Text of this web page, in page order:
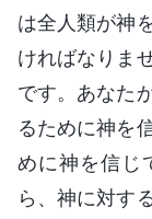
は全人類が神
ければなりま
です。あなた
るために神を
めに神を信じ
ら、神に対す